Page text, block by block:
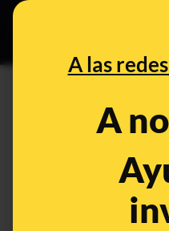
A las
A
¿Qué
Etienne
Jul 3, 2023,